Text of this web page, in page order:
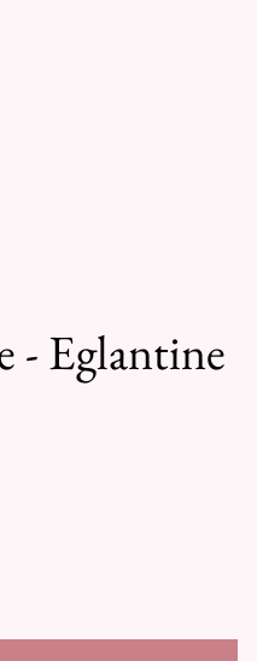
- Eglantine